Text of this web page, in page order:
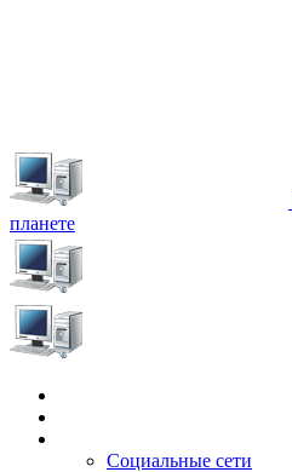
планете
Социальные сети